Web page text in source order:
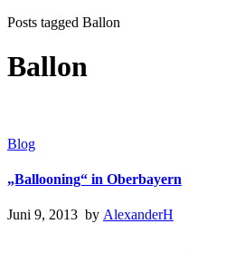
Posts tagged Ballon
Ballon
Blog
„Ballooning“ in Oberbayern
Juni 9, 2013 by AlexanderH